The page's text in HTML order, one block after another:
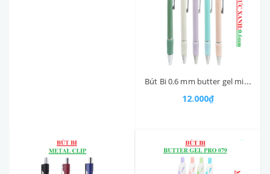
Bút Bi 0.6 mm butter gel minimalist Thiên Long GELB029 mực xanh
12.000₫